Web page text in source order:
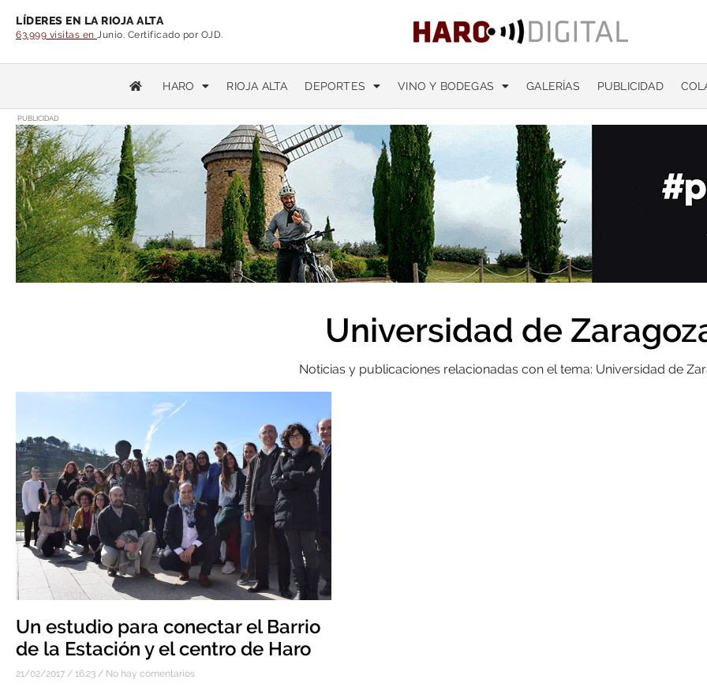
LÍDERES EN LA RIOJA ALTA
63.999 visitas en Junio. Certificado por OJD.
HARO RIOJA ALTA DEPORTES VINO Y BODEGAS GALERÍAS PUBLICIDAD
PUBLICIDAD
Universidad de
Noticias y publicaciones relacionadas con el tema: Universidad de
Un estudio para conectar el Barrio
de la Estación y el centro de Haro
21/02/2017 16:23 No hay comentarios